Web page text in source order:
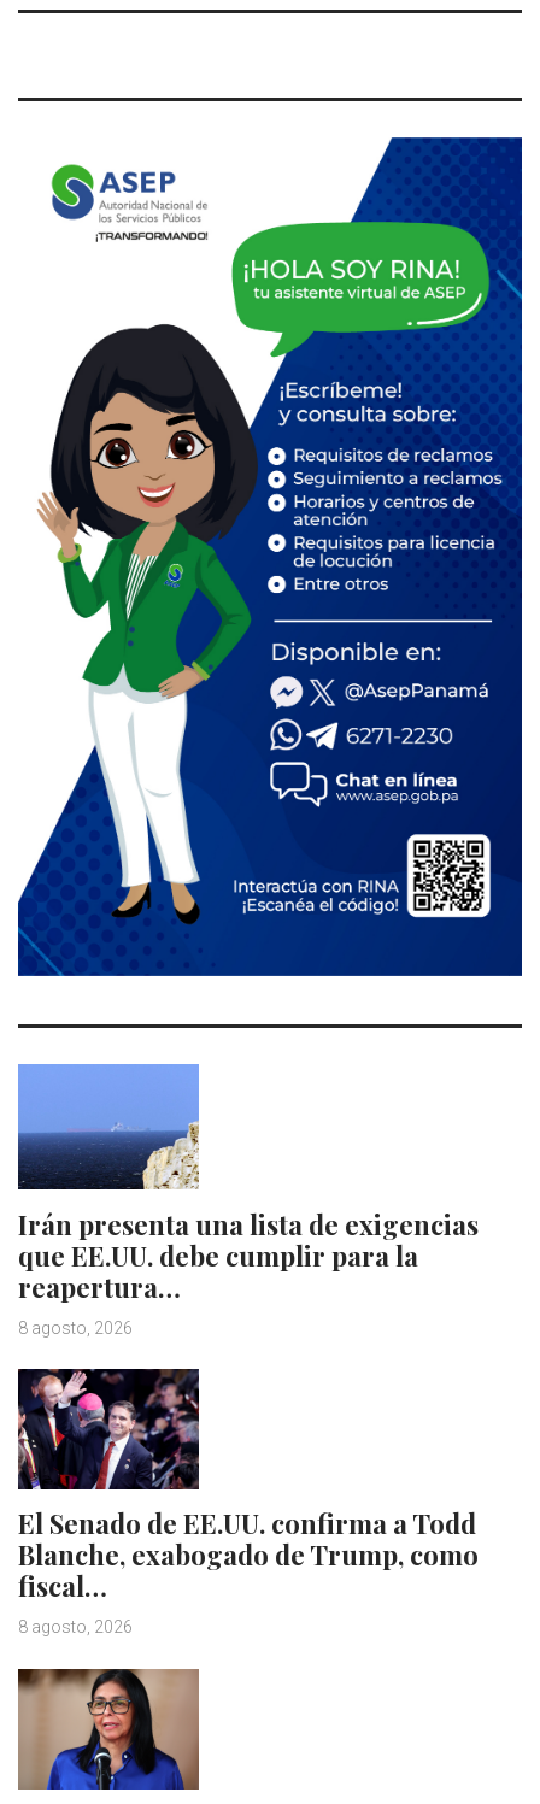
Irán presenta una lista de exigencias
que EE.UU. debe cumplir para la
reapertura…
8 agosto, 2026
El Senado de EE.UU. confirma a Todd
Blanche, exabogado de Trump, como
fiscal…
8 agosto, 2026